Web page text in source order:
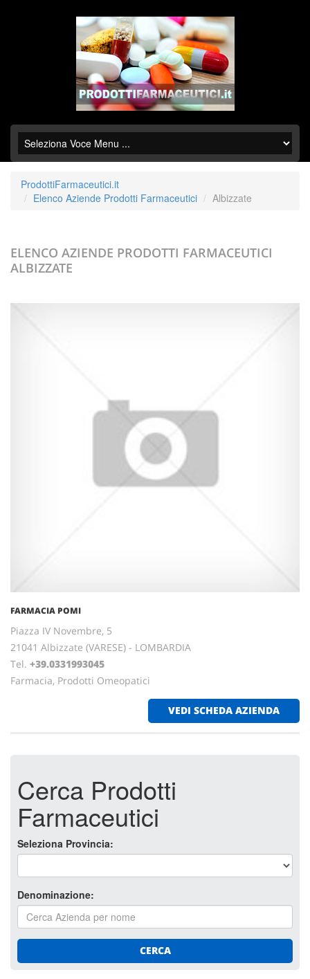
ProdottiFarmaceutici.it
Elenco Aziende Prodotti Farmaceutici
Albizzate
ELENCO AZIENDE PRODOTTI FARMACEUTICI
ALBIZZATE
FARMACIA POMI
Piazza IV Novembre, 5
21041 Albizzate (VARESE) - LOMBARDIA
Tel. +39.0331993045
Farmacia, Prodotti Omeopatici
VEDI SCHEDA AZIENDA
Cerca Prodotti
Farmaceutici
Seleziona Provincia:
Denominazione:
CERCA